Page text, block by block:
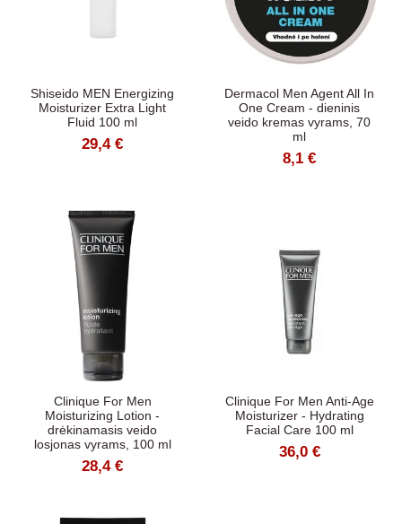
Shiseido MEN Energizing
Moisturizer Extra Light
Fluid 100 ml
29,4 €
Dermacol Men Agent All In
One Cream - dieninis
veido kremas vyrams, 70
ml
8,1 €
Clinique For Men
Moisturizing Lotion -
drėkinamasis veido
losjonas vyrams, 100 ml
28,4 €
Clinique For Men Anti-Age
Moisturizer - Hydrating
Facial Care 100 ml
36,0 €